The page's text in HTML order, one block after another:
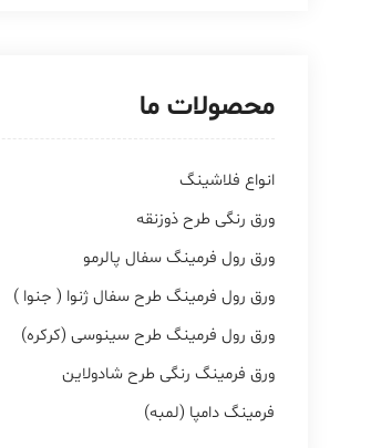
محصولات ما
انواع فلاشینگ
ورق رنگی طرح ذوزنقه
ورق رول فرمینگ سفال پالرمو
ورق رول فرمینگ طرح سفال ژنوا ( جنوا )
ورق رول فرمینگ طرح سینوسی (کرکره)
ورق فرمینگ رنگی طرح شادولاین
فرمینگ دامپا (لمبه)